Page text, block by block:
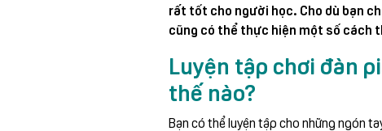
rất tốt cho người học. Cho dù bạn
cũng có thể thực hiện một số cách
Luyện tập chơi đàn
thế nào?
Bạn có thể luyện tập cho những ngón